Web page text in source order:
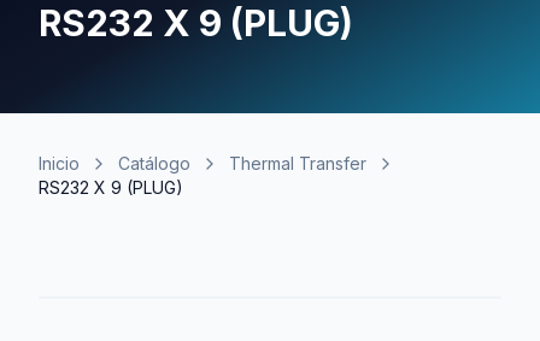
RS232 X 9 (PLUG)
Inicio Catálogo
Thermal Transfer
RS232 X 9 (PLUG)